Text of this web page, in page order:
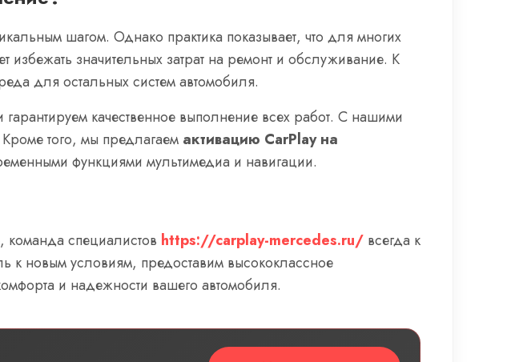
шагом. Однако практика показывает, что для многих
избежать значительных затрат на ремонт и обслуживание. К
для остальных систем автомобиля.
качественное выполнение всех работ. С нашими
того, мы предлагаем активацию CarPlay на
функциями мультимедиа и навигации.
команда специалистов https://carplay-mercedes.ru/ всегда к
к новым условиям, предоставим высококлассное
и надежности вашего автомобиля.